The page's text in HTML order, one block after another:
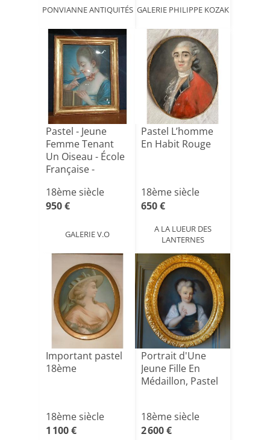
PONVIANNE ANTIQUITÉS GALERIE PHILIPPE KOZAK
Pastel - Jeune
Femme Tenant
Un Oiseau - École
Française -
18ème siècle
950 €
GALERIE V.O
Pastel L’homme
En Habit Rouge
18ème siècle
650 €
A LA LUEUR DES
LANTERNES
Important pastel
18ème
18ème siècle
1 100 €
Portrait d'Une
Jeune Fille En
Médaillon, Pastel
18ème siècle
2 600 €